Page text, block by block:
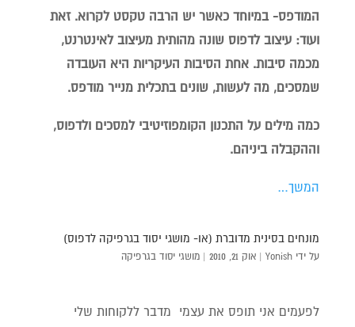
המודפס- במיוחד כאשר יש הרבה טקסט לקרוא. זאת
ועוד: עיצוב לדפוס שונה מהותית מעיצוב לאינטרנט,
מכמה סיבות. אחת הסיבות העיקריות היא העובדה
שמסכים, מה לעשות, שונים בתכלית מנייר מודפס.
כמה מילים על התכנון הקומפוזיטיבי למסכים ולדפוס,
וההקבלה ביניהם.
המשך…
מונחים בסינית מדוברת (או- מושגי יסוד בגרפיקה לדפוס)
על ידי Yonish
| אוק 21, 2010 | מושגי יסוד בגרפיקה
לפעמים אני תופס את עצמי מדבר ללקוחות שלי